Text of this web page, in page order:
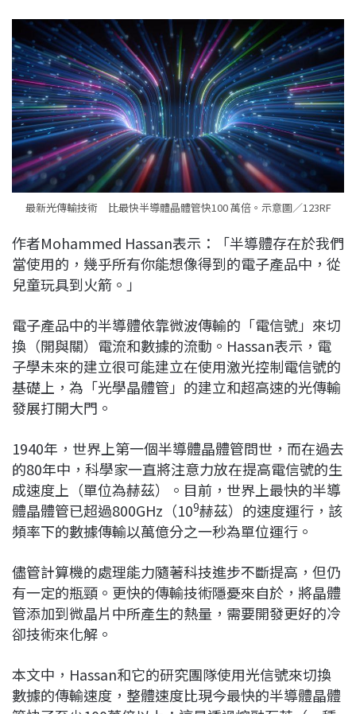
最新光傳輸技術 比最快半導體晶體管快100 萬倍。示意圖／123RF
作者Mohammed Hassan表示：「半導體存在於我們
當使用的，幾乎所有你能想像得到的電子產品中，從
兒童玩具到火箭。」
電子產品中的半導體依靠微波傳輸的「電信號」來切
換（開與關）電流和數據的流動。Hassan表示，電
子學未來的建立很可能建立在使用激光控制電信號的
基礎上，為「光學晶體管」的建立和超高速的光傳輸
發展打開大門。
1940年，世界上第一個半導體晶體管問世，而在過去
的80年中，科學家一直將注意力放在提高電信號的生
成速度上（單位為赫茲）。目前，世界上最快的半導
體晶體管已超過800GHz（109赫茲）的速度運行，該
頻率下的數據傳輸以萬億分之一秒為單位運行。
儘管計算機的處理能力隨著科技進步不斷提高，但仍
有一定的瓶頸。更快的傳輸技術隱憂來自於，將晶體
管添加到微晶片中所產生的熱量，需要開發更好的冷
卻技術來化解。
本文中，Hassan和它的研究團隊使用光信號來切換
數據的傳輸速度，整體速度比現今最快的半導體晶體